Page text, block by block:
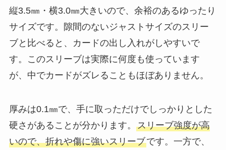
縦3.5㎜・横3.0㎜大きいので、余裕のあるゆったり
サイズです。隙間のないジャストサイズのスリー
ブと比べると、カードの出し入れがしやすいで
す。このスリーブは実際に何度も使っています
が、中でカードがズレることもほぼありません。
厚みは0.1㎜で、手に取っただけでしっかりとした
硬さがあることが分かります。 スリーブ強度が高
いので、折れや傷に強いスリーブです。一方で、